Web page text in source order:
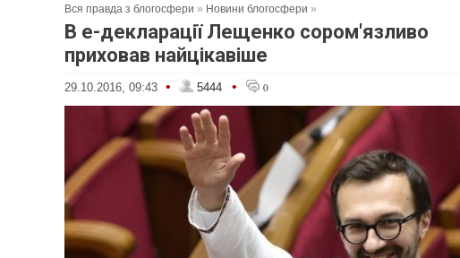
Вся правда з блогосфери » Новини блогосфери »
В е-декларації Лещенко сором'язливо
приховав найцікавіше
29.10.2016, 09:43 • 5444 • 0